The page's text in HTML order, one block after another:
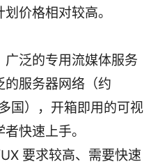
价格相对较高。
广泛的专用流媒体服务
的服务器网络（约
国），开箱即用的可视
快速上手。
要求较高、需要快速